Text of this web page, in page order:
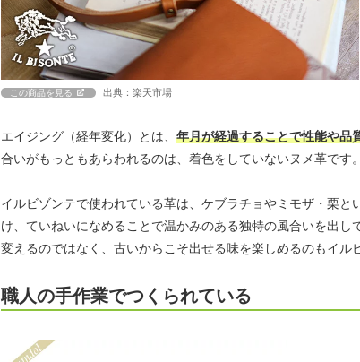
この商品を見る 出典：楽天市場
エイジング（経年変化）とは、 年月が経過することで性能や品
合いがもっともあらわれるのは、着色をしていないヌメ革です。
イルビゾンテで使われている革は、ケブラチョやミモザ・栗
け、ていねいになめることで温かみのある独特の風合いを出し
変えるのではなく、古いからこそ出せる味を楽しめるのもイル
職人の手作業でつくられている